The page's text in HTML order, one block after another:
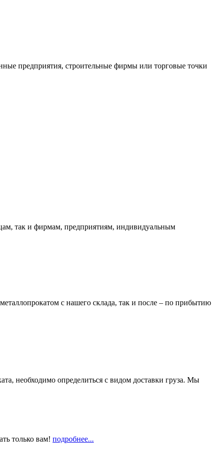
предприятия, строительные фирмы или торговые точки
так и фирмам, предприятиям, индивидуальным
с нашего склада, так и после – по прибытию
необходимо определиться с видом доставки груза. Мы
только вам! подробнее...